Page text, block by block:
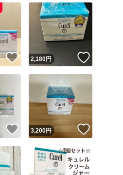
いいね！
2,180円
いいね！
3,200円